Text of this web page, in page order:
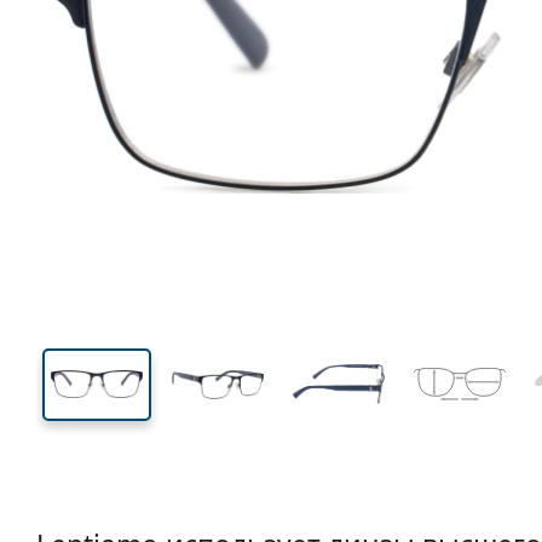
Ширина
38 mm
Высота линзы Ширина линзы
Ширина